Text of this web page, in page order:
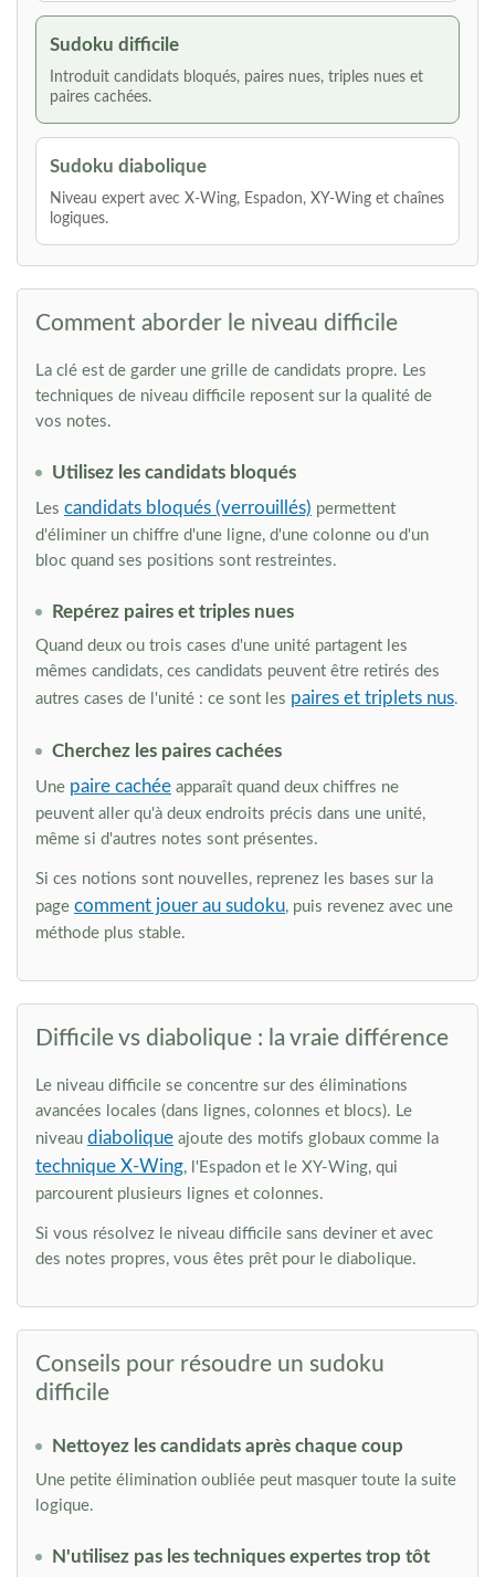
Sudoku difficile
Introduit candidats bloqués, paires nues, triples nues et
paires cachées.
Sudoku diabolique
Niveau expert avec X-Wing, Espadon, XY-Wing et chaînes
logiques.
Comment aborder le niveau difficile
La clé est de garder une grille de candidats propre. Les
techniques de niveau difficile reposent sur la qualité de
vos notes.
Utilisez les candidats bloqués
Les candidats bloqués (verrouillés) permettent
d'éliminer un chiffre d'une ligne, d'une colonne ou d'un
bloc quand ses positions sont restreintes.
Repérez paires et triples nues
Quand deux ou trois cases d'une unité partagent les
mêmes candidats, ces candidats peuvent être retirés des
autres cases de l'unité : ce sont les paires et triplets nus.
Cherchez les paires cachées
Une paire cachée apparaît quand deux chiffres ne
peuvent aller qu'à deux endroits précis dans une unité,
même si d'autres notes sont présentes.
Si ces notions sont nouvelles, reprenez les bases sur la
page comment jouer au sudoku, puis revenez avec une
méthode plus stable.
Difficile vs diabolique : la vraie différence
Le niveau difficile se concentre sur des éliminations
avancées locales (dans lignes, colonnes et blocs). Le
niveau diabolique ajoute des motifs globaux comme la
technique X-Wing, l'Espadon et le XY-Wing, qui
parcourent plusieurs lignes et colonnes.
Si vous résolvez le niveau difficile sans deviner et avec
des notes propres, vous êtes prêt pour le diabolique.
Conseils pour résoudre un sudoku
difficile
Nettoyez les candidats après chaque coup
Une petite élimination oubliée peut masquer toute la suite
logique.
N'utilisez pas les techniques expertes trop tôt